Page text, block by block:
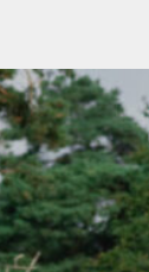
maar
je